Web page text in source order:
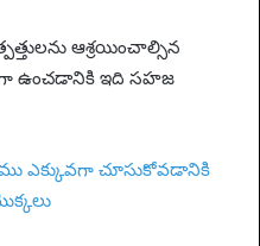
ఆశ్రయించాల్సిన
ఉంచడానికి ఇది సహజ
ఎక్కువగా చూసుకోవడానికి